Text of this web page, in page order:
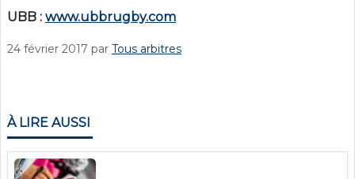
UBB : www.ubbrugby.com
24 février 2017 par Tous arbitres
À LIRE AUSSI